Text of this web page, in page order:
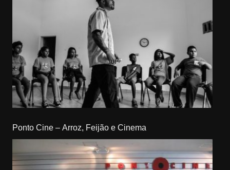
Ponto Cine – Arroz, Feijão e Cinema